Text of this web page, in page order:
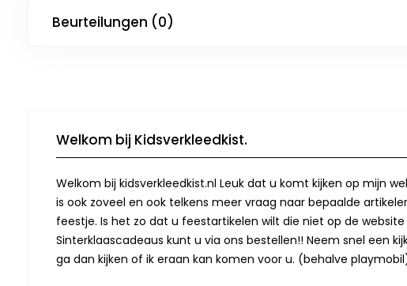
Beurteilungen (0)
Welkom bij Kidsverkleedkist.
Welkom bij kidsverkleedkist.nl Leuk dat u komt kijken op mijn
is ook zoveel en ook telkens meer vraag naar bepaalde
feestje. Is het zo dat u feestartikelen wilt die niet op de
Sinterklaascadeaus kunt u via ons bestellen!! Neem snel een
ga dan kijken of ik eraan kan komen voor u. (behalve